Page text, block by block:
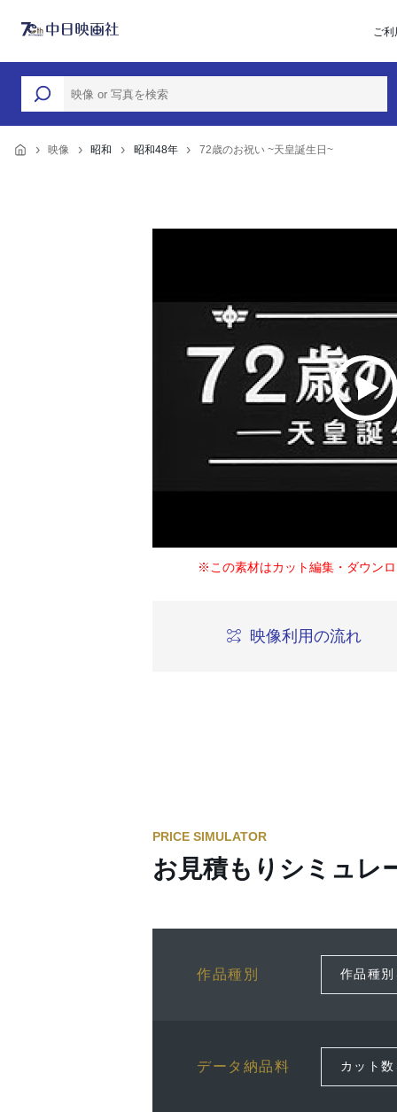
ご
映像 昭和 昭和48年 72歳のお祝い ~天皇誕生日~
※この素材はカット編集・ダウン
映像利用の流れ
PRICE SIMULATOR
お見積もりシミュレ
作品種別
データ納品料